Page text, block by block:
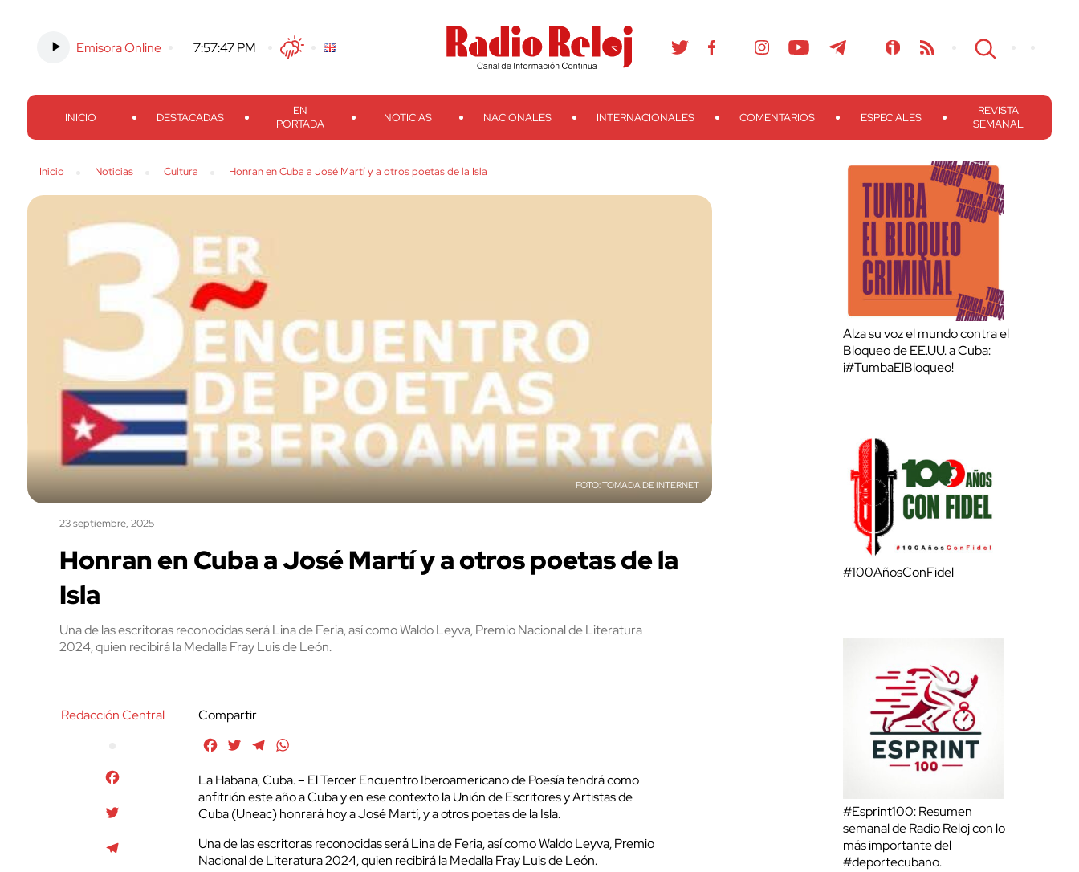
Emisora Online 7:57:48 PM TwitterFacebook
Threads
Instagram TelegramTeveo Ivoox RSS Search
INICIO DESTACADAS
EN
PORTADA
NOTICIAS NACIONALES INTERNACIONALES COMENTARIOS ESPECIALES
REVISTA
SEMANAL
Inicio Noticias Cultura Honran en Cuba a José Martí y a otros poetas de la Isla
TOMADA DE INTERNET
23 septiembre, 2025
Honran en Cuba a José Martí y a otros poetas de la
Isla
Una de las escritoras reconocidas será Lina de Feria, así como Waldo Leyva, Premio Nacional de Literatura
2024, quien recibirá la Medalla Fray Luis de León.
Redacción Central
Compartir
FacebookTwitterTelegram
La Habana, Cuba. – El Tercer Encuentro Iberoamericano de Poesía tendrá como
anfitrión este año a Cuba y en ese contexto la Unión de Escritores y Artistas de
Cuba (Uneac) honrará hoy a José Martí, y a otros poetas de la Isla.
Una de las escritoras reconocidas será Lina de Feria, así como Waldo Leyva, Premio
Nacional de Literatura 2024, quien recibirá la Medalla Fray Luis de León.
Alza su voz el mundo contra el
Bloqueo de EE.UU. a Cuba:
¡#TumbaElBloqueo!
#100AñosConFidel
#Esprint100: Resumen
semanal de Radio Reloj con lo
más importante del
#deportecubano.